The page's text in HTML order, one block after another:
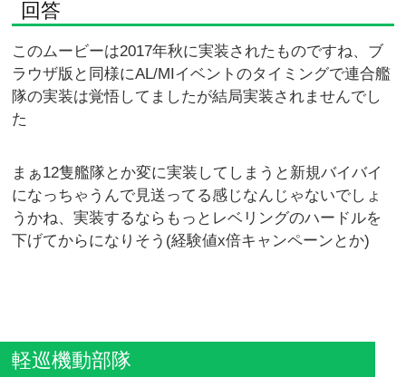
回答
このムービーは2017年秋に実装されたものですね、ブ
ラウザ版と同様にAL/MIイベントのタイミングで連合艦
隊の実装は覚悟してましたが結局実装されませんでし
た
まぁ12隻艦隊とか変に実装してしまうと新規バイバイ
になっちゃうんで見送ってる感じなんじゃないでしょ
うかね、実装するならもっとレベリングのハードルを
下げてからになりそう(経験値x倍キャンペーンとか)
軽巡機動部隊